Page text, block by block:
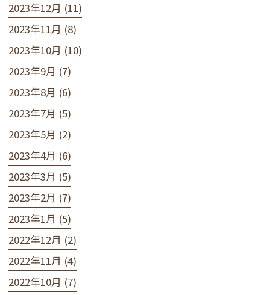
2023年12月 (11)
2023年11月 (8)
2023年10月 (10)
2023年9月 (7)
2023年8月 (6)
2023年7月 (5)
2023年5月 (2)
2023年4月 (6)
2023年3月 (5)
2023年2月 (7)
2023年1月 (5)
2022年12月 (2)
2022年11月 (4)
2022年10月 (7)